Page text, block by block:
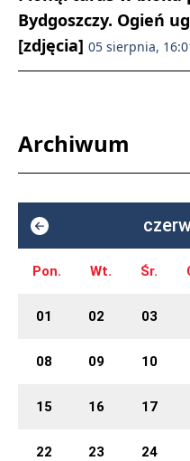
Bydgoszczy. Ogień
[zdjęcia] 05 sierpnia,
Archiwum
Pon. Wt. Śr.
01 02 03
08 09 10
15 16 17
22 23 24